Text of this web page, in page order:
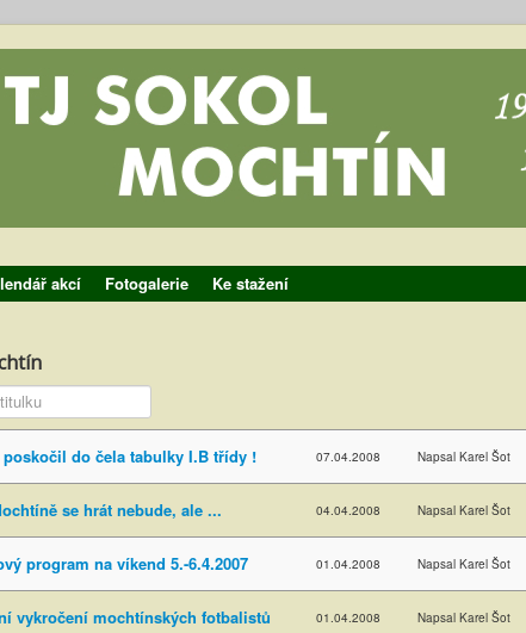
akcí Fotogalerie Ke stažení
do čela tabulky I.B třídy ! 07.04.2008 Napsal Karel Šot
se hrát nebude, ale ... 04.04.2008 Napsal Karel Šot
program na víkend 5.-6.4.2007 01.04.2008 Napsal Karel Šot
vykročení mochtínských fotbalistů 01.04.2008 Napsal Karel Šot